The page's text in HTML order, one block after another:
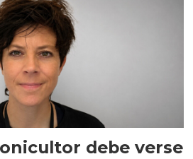
debe verse